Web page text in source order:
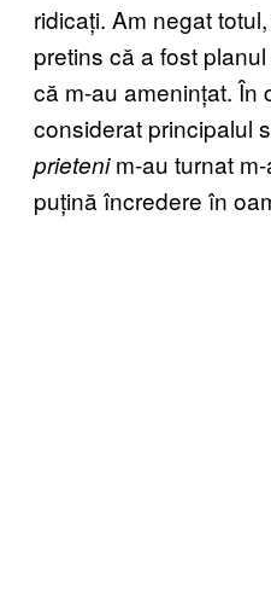
ridicați. Am negat
pretins că a fost
că m-au amenințat. În
considerat principalul
prietenim-au turnat
puțină încredere în